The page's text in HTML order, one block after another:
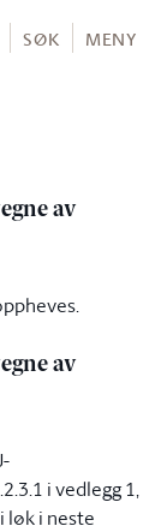
SØK MENY
av
av
i vedlegg 1,
løk i neste